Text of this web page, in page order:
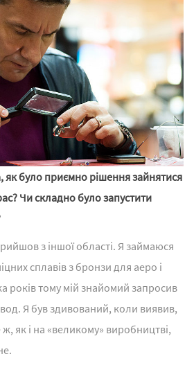
як було приємно рішення зайнятися
Чи складно було запустити
з іншої області. Я займаюся
сплавів з бронзи для аеро і
років тому мій знайомий запросив
Я був здивований, коли виявив,
як і на «великому» виробництві,